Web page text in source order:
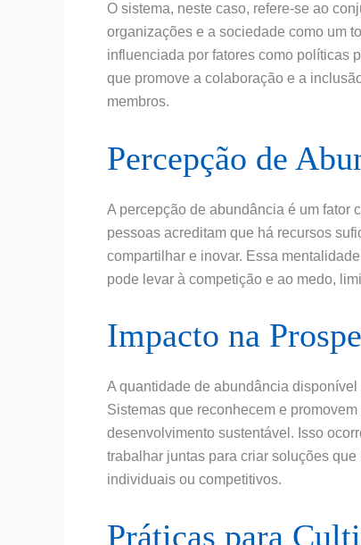
O sistema, neste caso, refere-se ao
organizações e a sociedade como um
influenciada por fatores como políticas
que promove a colaboração e a
membros.
Percepção de
A percepção de abundância é um fator
pessoas acreditam que há recursos
compartilhar e inovar. Essa
pode levar à competição e ao medo,
Impacto na
A quantidade de abundância
Sistemas que reconhecem e
desenvolvimento sustentável. Isso
trabalhar juntas para criar soluções
individuais ou competitivos.
Práticas para